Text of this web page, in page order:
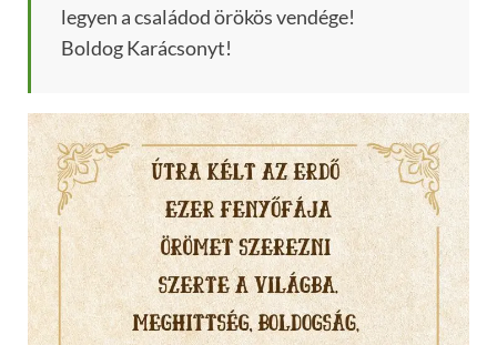
legyen a családod örökös vendége!
Boldog Karácsonyt!